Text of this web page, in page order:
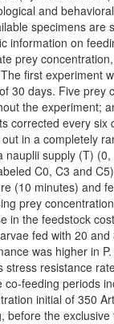
and
specimens are
information on
prey
first experiment
30 days. Five prey
the experiment;
corrected every six
in a completely
nauplii supply (T)
C0, C3 and
(10 minutes) and
prey
in the feedstock
fed with 20
was higher in
stress resistance
co-feeding periods
initial of 350
before the